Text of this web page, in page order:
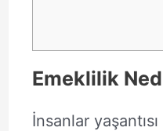
Emeklilik
İnsanlar